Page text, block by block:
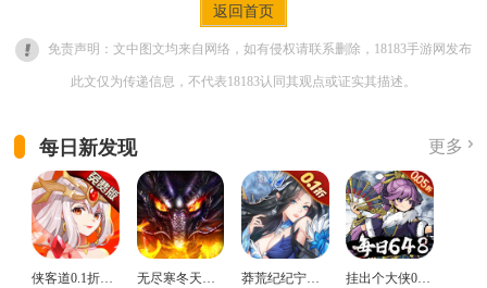
返回首页
免责声明：文中图文均来自网络，如有侵权请联系删除，18183手游网发布
此文仅为传递信息，不代表18183认同其观点或证实其描述。
每日新发现 更多
侠客道0.1折变态版 无尽寒冬天蛇新春送礼版 莽荒纪纪宁传奇0.1折送无限连抽版 挂出个大侠0.05折免单福利版